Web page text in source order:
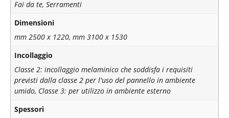
Fai da te, Serramenti
Dimensioni
mm 2500 x 1220, mm 3100 x 1530
Incollaggio
Classe 2: incollaggio melaminico che soddisfa i requisiti
previsti dalla classe 2 per l'uso del pannello in ambiente
umido, Classe 3: per utilizzo in ambiente esterno
Spessori